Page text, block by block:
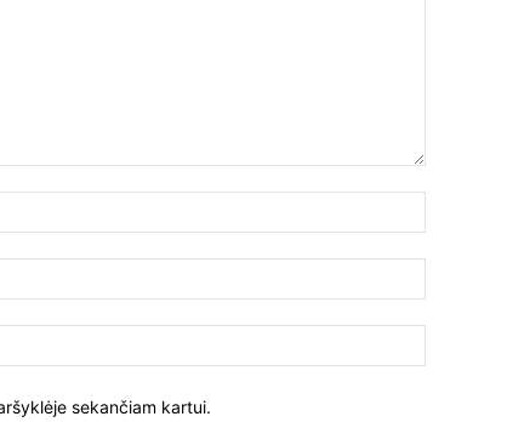
sekančiam kartui.